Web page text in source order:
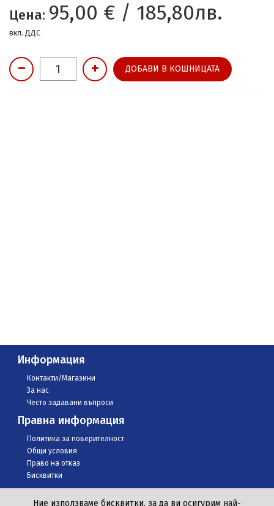
Цена: 95,00 € / 185,80лв.
вкл. ДДС
ДОБАВИ В КОШНИЦАТА
Информация
Контакти/Магазини
За нас
Често задавани въпроси
Правна информация
Политика за поверителност
Общи условия
Право на отказ
Бисквитки
Ние използваме бисквитки, за да ви осигурим най-